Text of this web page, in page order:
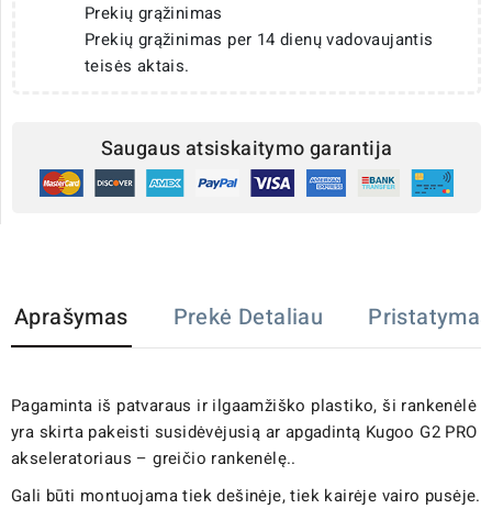
Prekių grąžinimas
Prekių grąžinimas per 14 dienų vadovaujantis
teisės aktais.
Saugaus atsiskaitymo garantija
Aprašymas Prekė Detaliau Pristatymas
Pagaminta iš patvaraus ir ilgaamžiško plastiko, ši rankenėlė
yra skirta pakeisti susidėvėjusią ar apgadintą Kugoo G2 PRO
akseleratoriaus – greičio rankenėlę..
Gali būti montuojama tiek dešinėje, tiek kairėje vairo pusėje.